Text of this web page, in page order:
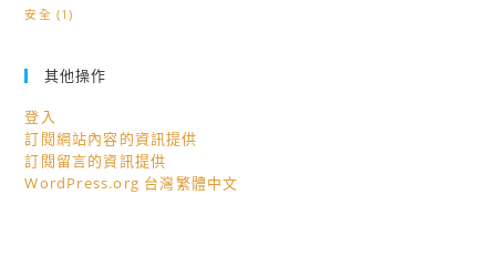
安全 (1)
其他操作
登入
訂閱網站內容的資訊提供
訂閱留言的資訊提供
WordPress.org 台灣繁體中文